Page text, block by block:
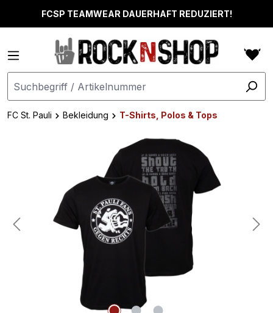
springenFCSP TEAMWEAR DAUERHAFT REDUZIERT!
FC St. Pauli Bekleidung
T-Shirts, Polos & Tops